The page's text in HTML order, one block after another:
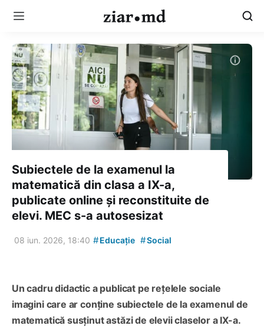
Subiectele de la examenul la
matematică din clasa a IX-a,
publicate online și reconstituite de
elevi. MEC s-a autosesizat
08 iun. 2026, 18:40 #Educație #Social
Un cadru didactic a publicat pe rețelele sociale
imagini care ar conține subiectele de la examenul de
matematică susținut astăzi de elevii claselor a IX-a.